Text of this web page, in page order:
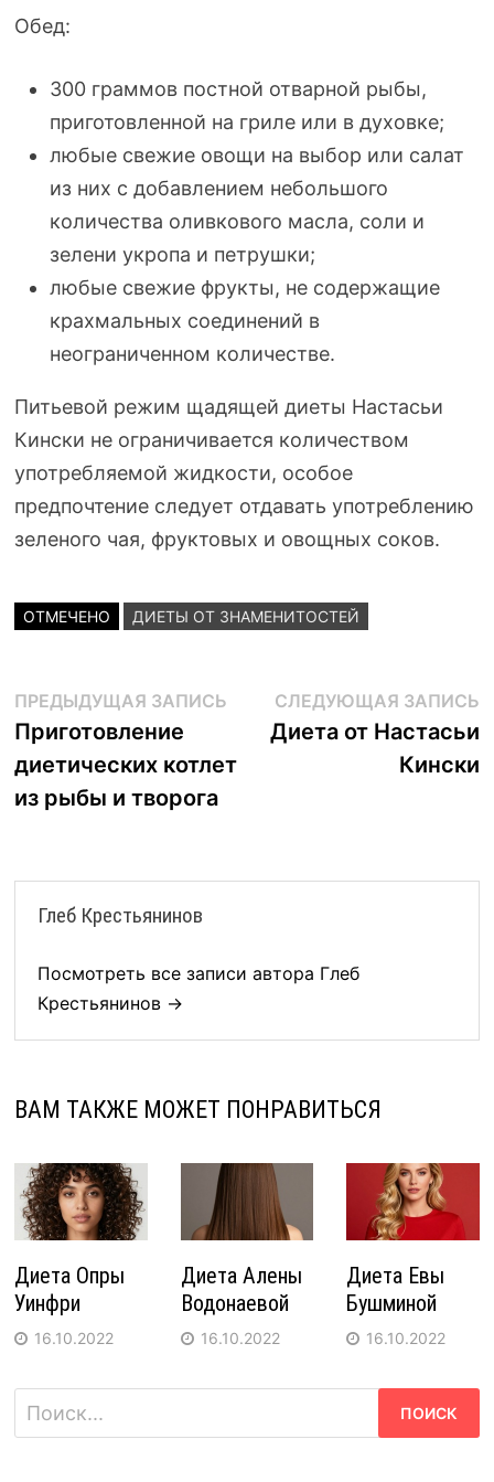
Обед:
300 граммов постной отварной рыбы,
приготовленной на гриле или в духовке;
любые свежие овощи на выбор или салат
из них с добавлением небольшого
количества оливкового масла, соли и
зелени укропа и петрушки;
любые свежие фрукты, не содержащие
крахмальных соединений в
неограниченном количестве.
Питьевой режим щадящей диеты Настасьи
Кински не ограничивается количеством
употребляемой жидкости, особое
предпочтение следует отдавать употреблению
зеленого чая, фруктовых и овощных соков.
ОТМЕЧЕНО ДИЕТЫ ОТ ЗНАМЕНИТОСТЕЙ
Навигация
по
записям
ПРЕДЫДУЩАЯ ЗАПИСЬПредыдущая
запись:
Приготовление
диетических котлет
из рыбы и творога
СЛЕДУЮЩАЯ ЗАПИСЬ
Диета от Настасьи
Кински
Глеб Крестьянинов
Посмотреть все записи автора Глеб
Крестьянинов →
ВАМ ТАКЖЕ МОЖЕТ ПОНРАВИТЬСЯ
Диета Опры
Уинфри
16.10.2022
Диета Алены
Водонаевой
16.10.2022
Диета Евы
Бушминой
16.10.2022
Найти: